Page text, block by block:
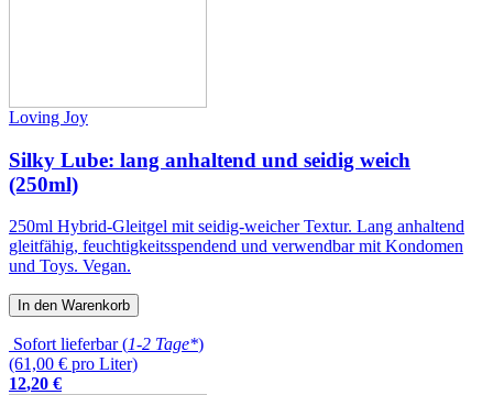
Loving Joy
Silky Lube: lang anhaltend und seidig weich
(250ml)
250ml Hybrid-Gleitgel mit seidig-weicher Textur. Lang anhaltend
gleitfähig, feuchtigkeitsspendend und verwendbar mit Kondomen
und Toys. Vegan.
In den Warenkorb
Sofort lieferbar (1-2 Tage*)
(61,00 € pro Liter)
12,20 €